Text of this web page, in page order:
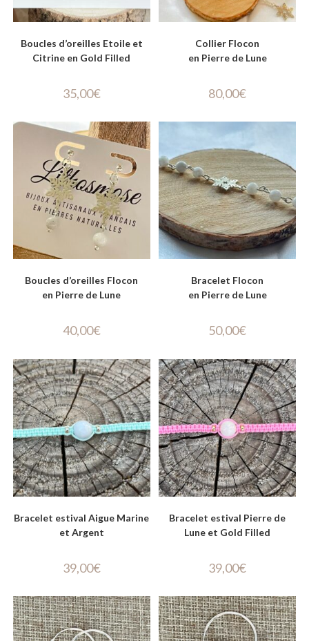
Boucles d’oreilles Etoile et
Citrine en Gold Filled
35,00€
Collier Flocon
en Pierre de Lune
80,00€
Boucles d’oreilles Flocon
en Pierre de Lune
40,00€
Bracelet Flocon
en Pierre de Lune
50,00€
Bracelet estival Aigue Marine
et Argent
39,00€
Bracelet estival Pierre de
Lune et Gold Filled
39,00€